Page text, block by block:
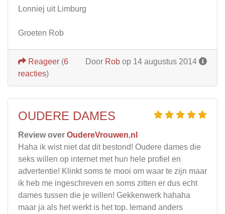
Lonniej uit Limburg
Groeten Rob
Door Rob op 14 augustus 2014
Reageer (6
reacties)
OUDERE DAMES
Review over OudereVrouwen.nl
Haha ik wist niet dat dit bestond! Oudere dames die
seks willen op internet met hun hele profiel en
advertentie! Klinkt soms te mooi om waar te zijn maar
ik heb me ingeschreven en soms zitten er dus echt
dames tussen die je willen! Gekkenwerk hahaha
maar ja als het werkt is het top. Iemand anders